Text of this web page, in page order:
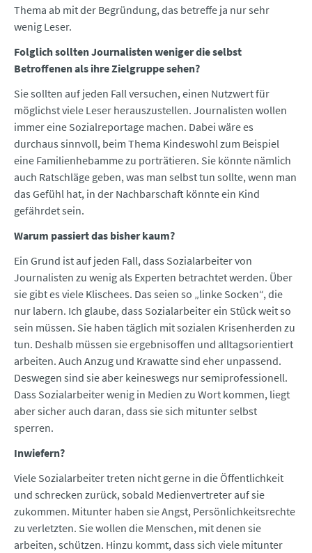
Thema ab mit der Begründung, das betreffe ja nur sehr
wenig Leser.
Folglich sollten Journalisten weniger die selbst
Betroffenen als ihre Zielgruppe sehen?
Sie sollten auf jeden Fall versuchen, einen Nutzwert für
möglichst viele Leser herauszustellen. Journalisten wollen
immer eine Sozialreportage machen. Dabei wäre es
durchaus sinnvoll, beim Thema Kindeswohl zum Beispiel
eine Familienhebamme zu porträtieren. Sie könnte nämlich
auch Ratschläge geben, was man selbst tun sollte, wenn man
das Gefühl hat, in der Nachbarschaft könnte ein Kind
gefährdet sein.
Warum passiert das bisher kaum?
Ein Grund ist auf jeden Fall, dass Sozialarbeiter von
Journalisten zu wenig als Experten betrachtet werden. Über
sie gibt es viele Klischees. Das seien so „linke Socken“, die
nur labern. Ich glaube, dass Sozialarbeiter ein Stück weit so
sein müssen. Sie haben täglich mit sozialen Krisenherden zu
tun. Deshalb müssen sie ergebnisoffen und alltagsorientiert
arbeiten. Auch Anzug und Krawatte sind eher unpassend.
Deswegen sind sie aber keineswegs nur semiprofessionell.
Dass Sozialarbeiter wenig in Medien zu Wort kommen, liegt
aber sicher auch daran, dass sie sich mitunter selbst
sperren.
Inwiefern?
Viele Sozialarbeiter treten nicht gerne in die Öffentlichkeit
und schrecken zurück, sobald Medienvertreter auf sie
zukommen. Mitunter haben sie Angst, Persönlichkeitsrechte
zu verletzten. Sie wollen die Menschen, mit denen sie
arbeiten, schützen. Hinzu kommt, dass sich viele mitunter